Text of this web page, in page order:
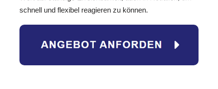
schnell und flexibel reagieren zu können.